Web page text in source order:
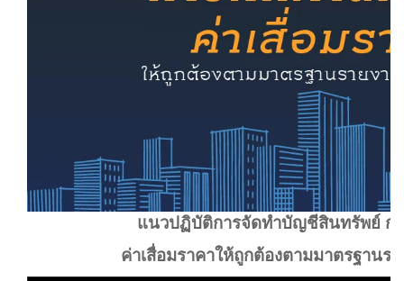
แนวปฏิบัติการจัดทำบัญชีสินทรัพย์ ก
ค่าเสื่อมราคาให้ถูกต้องตามมาตรฐานรา